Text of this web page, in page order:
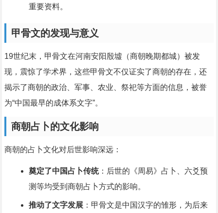
重要资料。
甲骨文的发现与意义
19世纪末，甲骨文在河南安阳殷墟（商朝晚期都城）被发
现，震惊了学术界，这些甲骨文不仅证实了商朝的存在，还
揭示了商朝的政治、军事、农业、祭祀等方面的信息，被誉
为“中国最早的成体系文字”。
商朝占卜的文化影响
商朝的占卜文化对后世影响深远：
奠定了中国占卜传统：后世的《周易》占卜、六爻预
测等均受到商朝占卜方式的影响。
推动了文字发展：甲骨文是中国汉字的雏形，为后来